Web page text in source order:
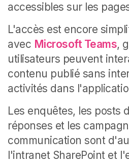
accessibles sur les
L'accès est encore
avec Microsoft Teams,
utilisateurs peuvent
contenu publié sans
activités dans
Les enquêtes, les posts
réponses et les
communication sont
l'intranet SharePoint et